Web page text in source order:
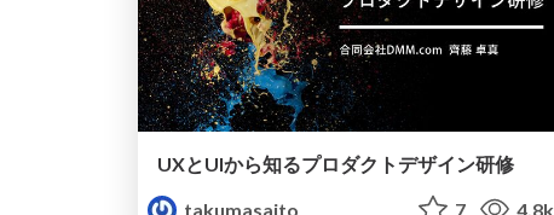
UXとUIから知るプロダクトデザイン研修
takumasaito
7 4.8k